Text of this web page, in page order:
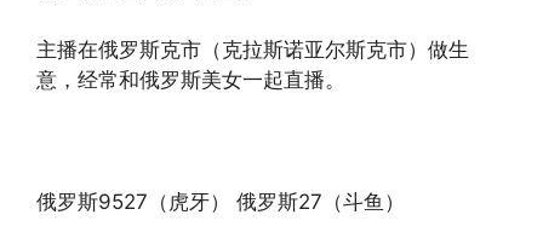
主播在俄罗斯克市（克拉斯诺亚尔斯克市）做生
意，经常和俄罗斯美女一起直播。
俄罗斯9527（虎牙） 俄罗斯27（斗鱼）